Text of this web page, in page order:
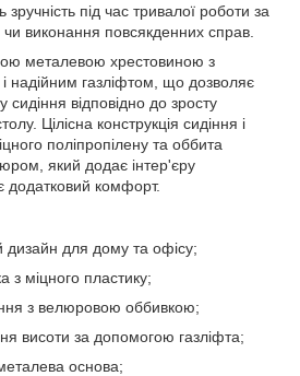
під час тривалої роботи за
виконання повсякденних справ.
металевою хрестовиною з
надійним газліфтом, що дозволяє
сидіння відповідно до зросту
Цілісна конструкція сидіння і
поліпропілену та оббита
який додає інтер'єру
додатковий комфорт.
дизайн для дому та офісу;
з міцного пластику;
з велюровою оббивкою;
висоти за допомогою газліфта;
основа;